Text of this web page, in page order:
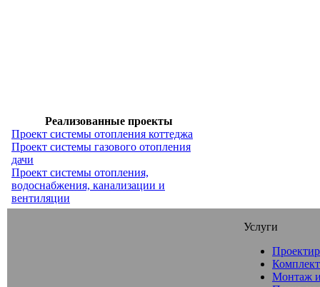
Реализованные проекты
Проект системы отопления коттеджа
Проект системы газового отопления
дачи
Проект системы отопления,
водоснабжения, канализации и
вентиляции
Услуги
Монтаж